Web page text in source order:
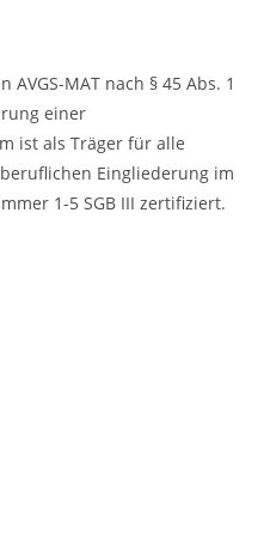
MAT nach § 45 Abs. 1
einer
ist als Träger für alle
Eingliederung im
1-5 SGB III zertifiziert.